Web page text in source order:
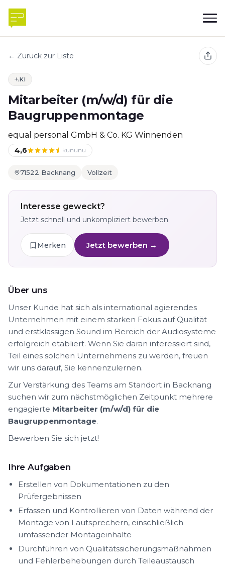
← Zurück zur Liste
KI
Mitarbeiter (m/w/d) für die
Baugruppenmontage
equal personal GmbH & Co. KG Winnenden
4,6 kununu
71522 Backnang Vollzeit
Interesse geweckt?
Jetzt schnell und unkompliziert bewerben.
Merken Jetzt bewerben →
Über uns
Unser Kunde hat sich als international agierendes
Unternehmen mit einem starken Fokus auf Qualität
und erstklassigen Sound im Bereich der Audiosysteme
erfolgreich etabliert. Wenn Sie daran interessiert sind,
Teil eines solchen Unternehmens zu werden, freuen
wir uns darauf, Sie kennenzulernen.
Zur Verstärkung des Teams am Standort in Backnang
suchen wir zum nächstmöglichen Zeitpunkt mehrere
engagierte Mitarbeiter (m/w/d) für die
Baugruppenmontage.
Bewerben Sie sich jetzt!
Ihre Aufgaben
Erstellen von Dokumentationen zu den
Prüfergebnissen
Erfassen und Kontrollieren von Daten während der
Montage von Lautsprechern, einschließlich
umfassender Montageinhalte
Durchführen von Qualitätssicherungsmaßnahmen
und Fehlerbehebungen durch Teileaustausch